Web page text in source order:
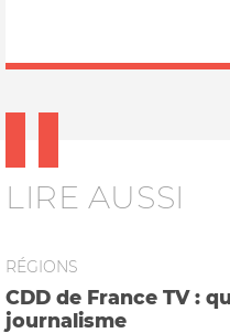
LIRE AUSSI
RÉGIONS
CDD de France TV :
journalisme